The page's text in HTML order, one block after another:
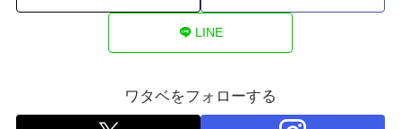
LINE
ワタベをフォローする